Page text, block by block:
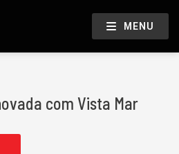
MENU
com Vista Mar